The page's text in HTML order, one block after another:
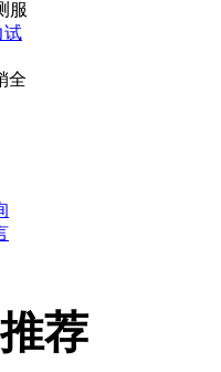
服
试
全
荐